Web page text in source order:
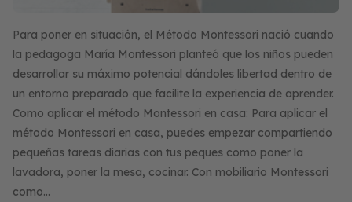
Para poner en situación, el Método Montessori nació cuando
la pedagoga María Montessori planteó que los niños pueden
desarrollar su máximo potencial dándoles libertad dentro de
un entorno preparado que facilite la experiencia de aprender.
Como aplicar el método Montessori en casa: Para aplicar el
método Montessori en casa, puedes empezar compartiendo
pequeñas tareas diarias con tus peques como poner la
lavadora, poner la mesa, cocinar. Con mobiliario Montessori
como…